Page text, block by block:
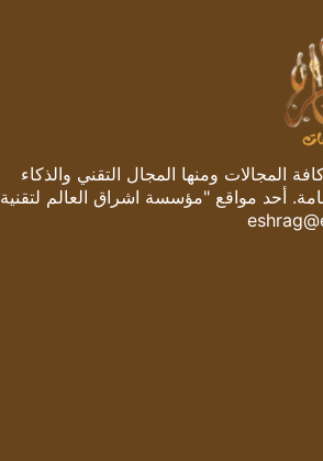
المجالات ومنها المجال التقني والذكاء
أحد مواقع "مؤسسة اشراق العالم لتقنية